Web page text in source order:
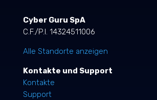
Cyber Guru SpA
C.F./P.I. 14324511006
Alle Standorte anzeigen
Kontakte und Support
Kontakte
Support